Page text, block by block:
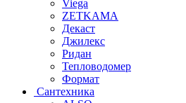
Viega
ZETKAMA
Декаст
Джилекс
Ридан
Тепловодомер
Формат
Сантехника